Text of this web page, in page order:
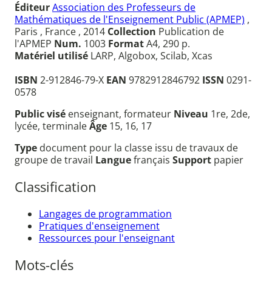
ÉditeurAssociation des Professeurs de
Mathématiques de l'Enseignement Public (APMEP) ,
Paris , France , 2014 Collection Publication de
l'APMEP Num. 1003 FormatA4, 290 p.
Matériel utilisé LARP, Algobox, Scilab, Xcas
ISBN 2-912846-79-X EAN 9782912846792 ISSN 0291-
0578
Public visé enseignant, formateur Niveau 1re, 2de,
lycée, terminaleÂge 15, 16, 17
Type document pour la classe issu de travaux de
groupe de travail Languefrançais Support papier
Classification
Langages de programmation
Pratiques d'enseignement
Ressources pour l'enseignant
Mots-clés